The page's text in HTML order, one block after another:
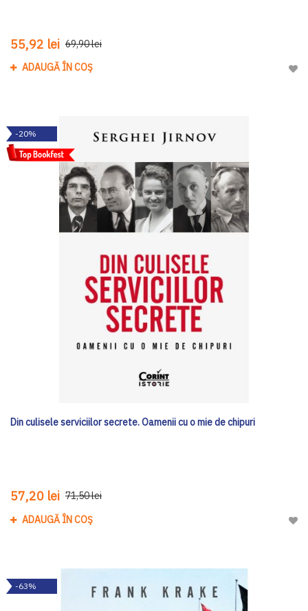
55,92 lei 69,90 lei
ADAUGĂ ÎN COȘ
-20%
Din culisele serviciilor secrete. Oamenii cu o mie de chipuri
57,20 lei 71,50 lei
ADAUGĂ ÎN COȘ
-63%